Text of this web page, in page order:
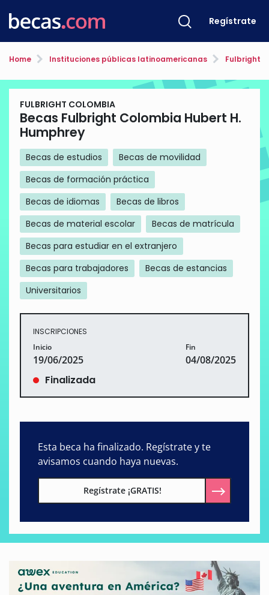
Regístrate
Home Instituciones públicas latinoamericanas Fulbright
FULBRIGHT COLOMBIA
Becas Fulbright Colombia Hubert H.
Humphrey
Becas de estudios
Becas de movilidad
Becas de formación práctica
Becas de idiomas
Becas de libros
Becas de material escolar
Becas de matrícula
Becas para estudiar en el extranjero
Becas para trabajadores
Becas de estancias
Universitarios
INSCRIPCIONES
Inicio
19/06/2025
Fin
04/08/2025
Finalizada
Esta beca ha finalizado. Regístrate y te
avisamos cuando haya nuevas.
Regístrate ¡GRATIS!